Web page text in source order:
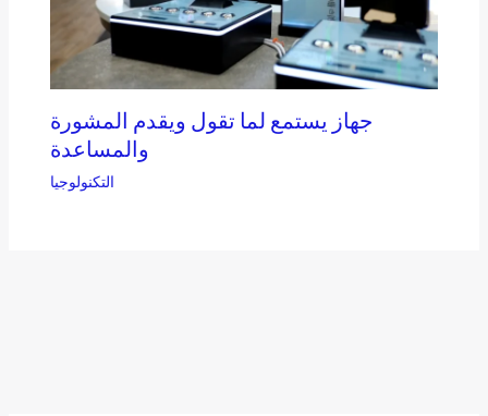
جهاز يستمع لما تقول ويقدم المشورة
والمساعدة
التكنولوجيا